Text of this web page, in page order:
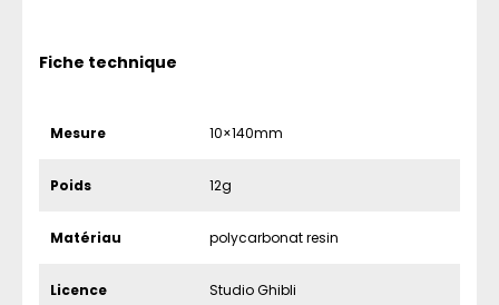
Fiche technique
Mesure 10×140mm
Poids 12g
Matériau polycarbonat resin
Licence Studio Ghibli